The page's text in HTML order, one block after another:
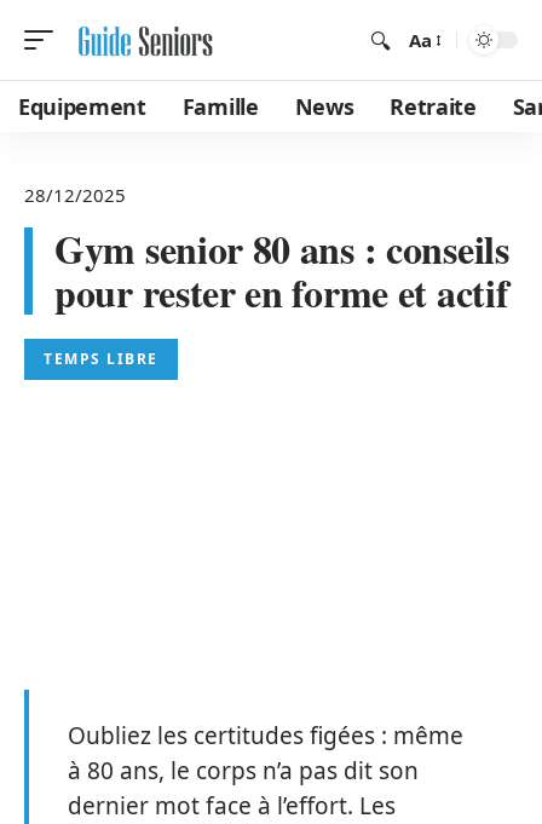
Aa
Equipement Famille News Retraite
28/12/2025
Gym senior 80 ans : conseils
pour rester en forme et actif
TEMPS LIBRE
Oubliez les certitudes figées : même
à 80 ans, le corps n’a pas dit son
dernier mot face à l’effort. Les